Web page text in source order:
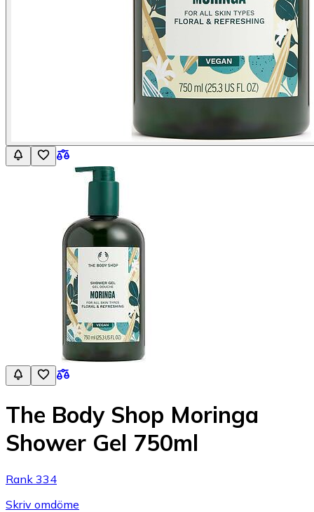
The Body Shop Moringa
Shower Gel 750ml
Rank 334
Skriv omdöme